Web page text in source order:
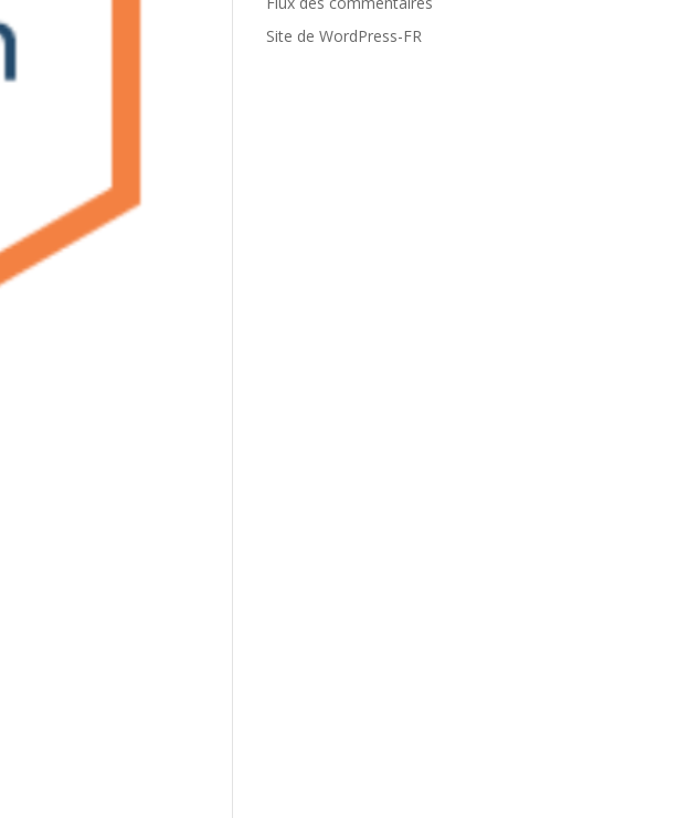
Site de WordPress-FR